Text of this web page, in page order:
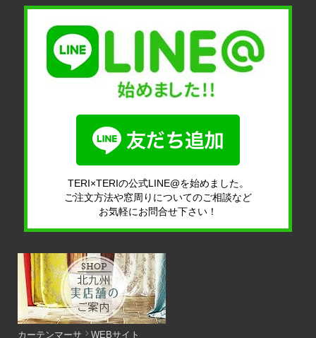
TERI×TERIの公式LINE@を始めました。
ご注文方法や窓周りについてのご相談など
お気軽にお問合せ下さい！
カーテンマーサ WEBサイト